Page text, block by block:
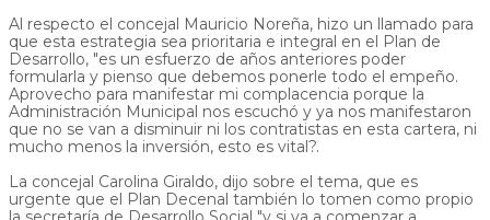
Al respecto el concejal Mauricio Noreña, hizo un llamado para
que esta estrategia sea prioritaria e integral en el Plan de
Desarrollo, "es un esfuerzo de años anteriores poder
formularla y pienso que debemos ponerle todo el empeño.
Aprovecho para manifestar mi complacencia porque la
Administración Municipal nos escuchó y ya nos manifestaron
que no se van a disminuir ni los contratistas en esta cartera, ni
mucho menos la inversión, esto es vital?.
La concejal Carolina Giraldo, dijo sobre el tema, que es
urgente que el Plan Decenal también lo tomen como propio